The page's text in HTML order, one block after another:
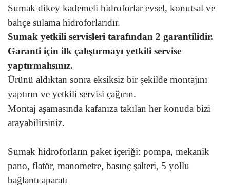
Sumak dikey kademeli hidroforlar evsel, konutsal ve
bahçe sulama hidroforlarıdır.
Sumak yetkili servisleri tarafından 2 garantilidir.
Garanti için ilk çalıştırmayı yetkili servise
yaptırmalısınız.
Ürünü aldıktan sonra eksiksiz bir şekilde montajını
yaptırın ve yetkili servisi çağırın.
Montaj aşamasında kafanıza takılan her konuda bizi
arayabilirsiniz.
Sumak hidroforların paket içeriği: pompa, mekanik
pano, flatör, manometre, basınç şalteri, 5 yollu
bağlantı aparatı